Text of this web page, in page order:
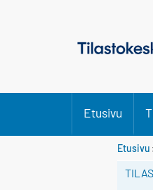
Etusivu
Etusivu